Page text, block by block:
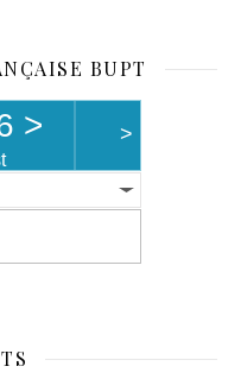
BUPT
> >